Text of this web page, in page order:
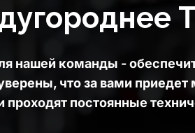
нашей команды -
что за вами
проходят постоянные